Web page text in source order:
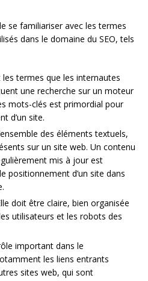
se familiariser avec les termes
dans le domaine du SEO, tels
les termes que les internautes
une recherche sur un moteur
mots-clés est primordial pour
d’un site.
des éléments textuels,
sur un site web. Un contenu
mis à jour est
positionnement d’un site dans
doit être claire, bien organisée
utilisateurs et les robots des
important dans le
les liens entrants
sites web, qui sont